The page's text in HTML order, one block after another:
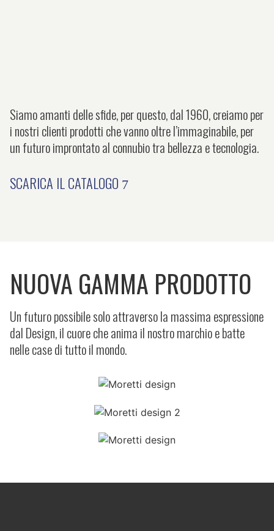
Siamo amanti delle sfide, per questo, dal 1960, creiamo per
i nostri clienti prodotti che vanno oltre l’immaginabile, per
un futuro improntato al connubio tra bellezza e tecnologia.
SCARICA IL CATALOGO
NUOVA GAMMA PRODOTTO
Un futuro possibile solo attraverso la massima espressione
dal Design, il cuore che anima il nostro marchio e batte
nelle case di tutto il mondo.